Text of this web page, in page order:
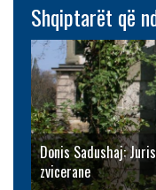
Shqiptarët që
Donis Sadushaj:
zvicerane